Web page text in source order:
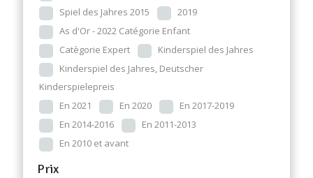
Spiel des Jahres 2015
2019
As d'Or - 2022 Catégorie Enfant
Catègorie Expert
Kinderspiel des Jahres
Kinderspiel des Jahres, Deutscher
Kinderspielepreis
En 2021
En 2020
En 2017-2019
En 2014-2016
En 2011-2013
En 2010 et avant
Prix